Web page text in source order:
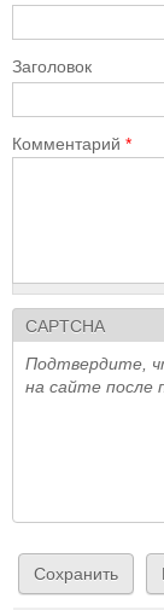
Заголовок
Комментарий *
CAPTCHA
Подтвердите,
на сайте после